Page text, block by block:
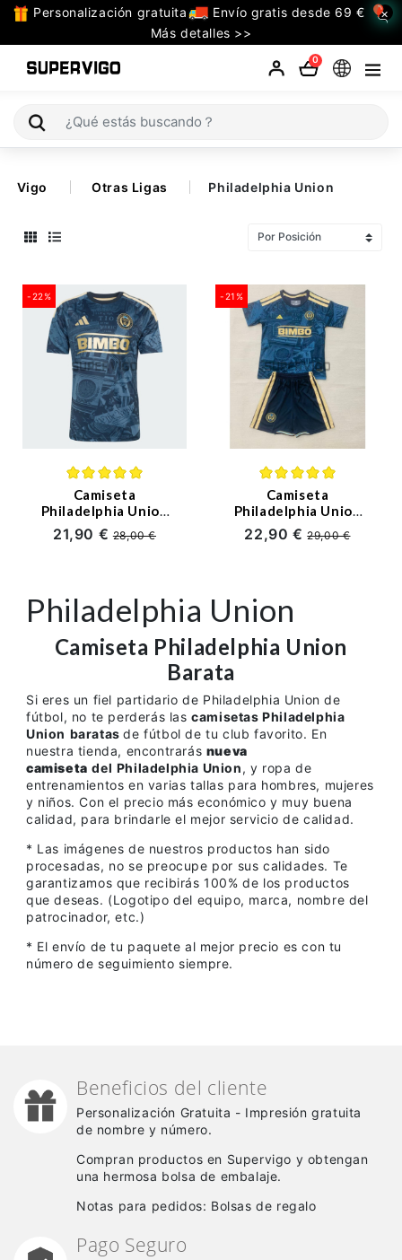
Personalización gratuita
Envío gratis desde 69 €
Más detalles >>
×
0
TODAS
LAS
CATEGORIAS
La Liga
Bundesliga
Premier League
Serie A
Ligue 1
Entrenamiento
Vigo Otras Ligas Philadelphia Union
-22%
Camiseta
Philadelphia Union
Primera Equipación
2026/2027 Azul
21,90 €28,00 €
-21%
Camiseta
Philadelphia Union
Primera Equipación
2026/2027 Azul
22,90 €29,00 €
Philadelphia Union
Camiseta Philadelphia Union
Barata
Si eres un fiel partidario de Philadelphia Union de
fútbol, no te perderás lascamisetasPhiladelphia
Union baratasde fútbol de tu club favorito. En
nuestra tienda, encontrarás nueva
camiseta del Philadelphia Union, y ropa de
entrenamientos en varias tallas para hombres, mujeres
y niños. Con el precio más económico y muy buena
calidad, para brindarle el mejor servicio de calidad.
* Las imágenes de nuestros productos han sido
procesadas, no se preocupe por sus calidades. Te
garantizamos que recibirás 100% de los productos
que deseas. (Logotipo del equipo, marca, nombre del
patrocinador, etc.)
* El envío de tu paquete al mejor precio es con tu
número de seguimiento siempre.
Beneficios del cliente
Personalización Gratuita - Impresión gratuita
de nombre y número.
Compran productos en Supervigo y obtengan
una hermosa bolsa de embalaje.
Notas para pedidos: Bolsas de regalo
Pago Seguro